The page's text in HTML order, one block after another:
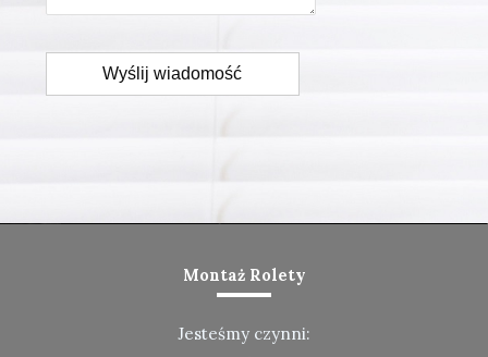
Wyślij wiadomość
Montaż Rolety
Jesteśmy czynni: